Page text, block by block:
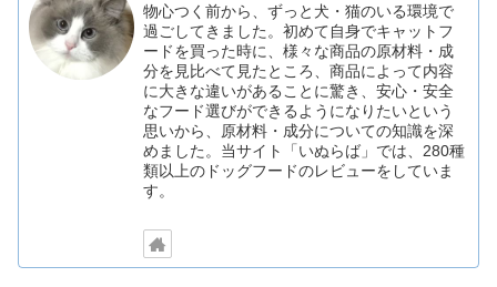
物心つく前から、ずっと犬・猫のいる環境で
過ごしてきました。初めて自身でキャットフ
ードを買った時に、様々な商品の原材料・成
分を見比べて見たところ、商品によって内容
に大きな違いがあることに驚き、安心・安全
なフード選びができるようになりたいという
思いから、原材料・成分についての知識を深
めました。当サイト「いぬらば」では、280種
類以上のドッグフードのレビューをしていま
す。